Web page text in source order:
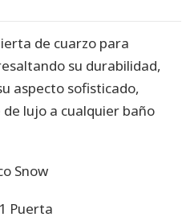
de cuarzo para
su durabilidad,
aspecto sofisticado,
lujo a cualquier baño
Snow
Puerta